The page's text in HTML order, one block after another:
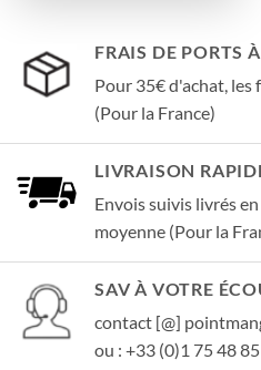
FRAIS DE PORTS
Pour 35€ d'achat, les
(Pour la France)
LIVRAISON
Envois suivis livrés
moyenne (Pour la
SAV À VOTRE
contact [@]
ou : +33 (0)1 75 48